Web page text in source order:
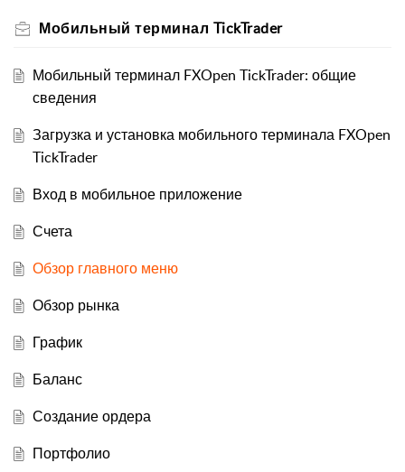
Мобильный терминал TickTrader
Мобильный терминал FXOpen TickTrader: общие
сведения
Загрузка и установка мобильного терминала FXOpen
TickTrader
Вход в мобильное приложение
Счета
Обзор главного меню
Обзор рынка
График
Баланс
Создание ордера
Портфолио